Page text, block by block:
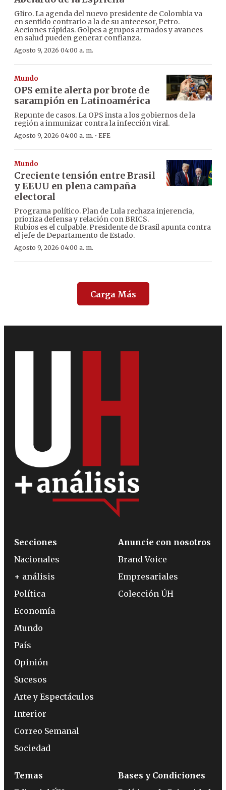
GIiro. La agenda del nuevo presidente de Colombia va
en sentido contrario a la de su antecesor, Petro.
Acciones rápidas. Golpes a grupos armados y avances
en salud pueden generar confianza.
Agosto 9, 2026 04:00 a. m.
Mundo
OPS emite alerta por brote de
sarampión en Latinoamérica
Repunte de casos. La OPS insta a los gobiernos de la
región a inmunizar contra la infección viral.
Agosto 9, 2026 04:00 a. m. · EFE
Mundo
Creciente tensión entre Brasil
y EEUU en plena campaña
electoral
Programa político. Plan de Lula rechaza injerencia,
prioriza defensa y relación con BRICS.
Rubios es el culpable. Presidente de Brasil apunta contra
el jefe de Departamento de Estado.
Agosto 9, 2026 04:00 a. m.
Carga Más
Secciones
Nacionales
+ análisis
Política
Economía
Mundo
País
Opinión
Sucesos
Arte y Espectáculos
Interior
Correo Semanal
Sociedad
Anuncie con nosotros
Brand Voice
Empresariales
Colección ÚH
Temas
Bases y Condiciones